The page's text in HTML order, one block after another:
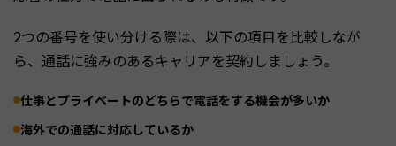
2つの番号を使い分ける際は、以下の項目を比較しなが
ら、通話に強みのあるキャリアを契約しましょう。
仕事とプライベートのどちらで電話をする機会が多いか
海外での通話に対応しているか